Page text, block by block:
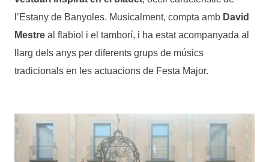
l’Estany de Banyoles. Musicalment, compta amb David
Mestre al flabiol i el tamborí, i ha estat acompanyada al
llarg dels anys per diferents grups de músics
tradicionals en les actuacions de Festa Major.